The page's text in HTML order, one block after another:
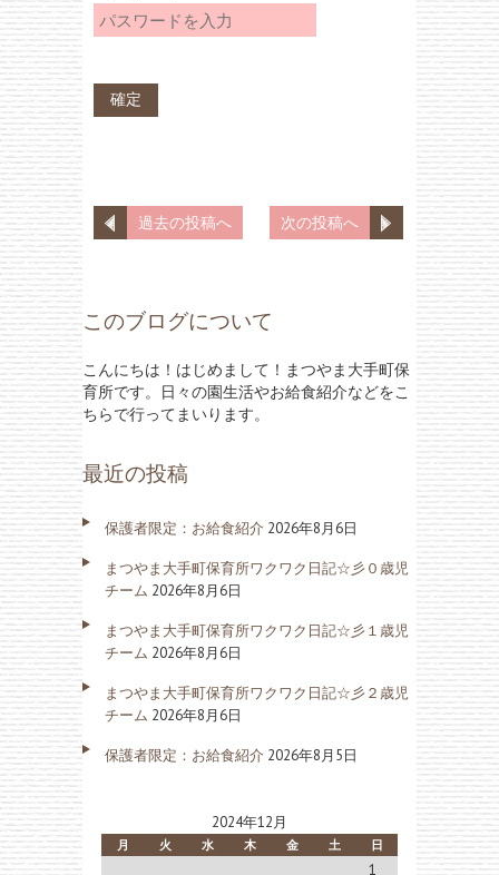
過去の投稿へ 次の投稿へ
このブログについて
こんにちは！はじめまして！まつやま大手町保
育所です。日々の園生活やお給食紹介などをこ
ちらで行ってまいります。
最近の投稿
保護者限定：お給食紹介 2026年8月6日
まつやま大手町保育所ワクワク日記☆彡０歳児
チーム 2026年8月6日
まつやま大手町保育所ワクワク日記☆彡１歳児
チーム 2026年8月6日
まつやま大手町保育所ワクワク日記☆彡２歳児
チーム 2026年8月6日
保護者限定：お給食紹介 2026年8月5日
2024年12月
月 火 水 木 金 土 日
1